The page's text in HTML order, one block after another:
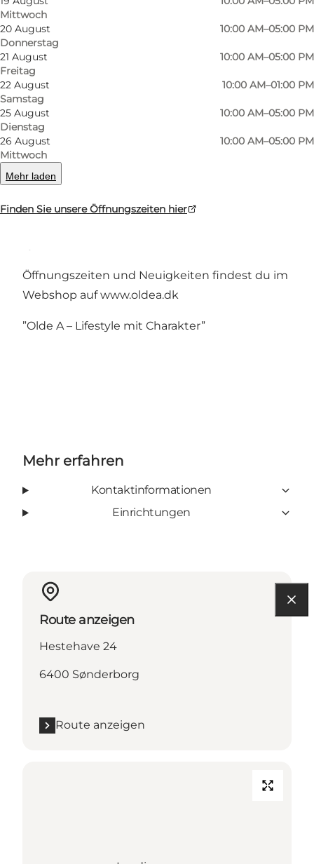
Mittwoch
20 August
Donnerstag
10:00 AM–05:00 PM
21 August
Freitag
10:00 AM–05:00 PM
22 August
Samstag
10:00 AM–01:00 PM
25 August
Dienstag
10:00 AM–05:00 PM
26 August
Mittwoch
10:00 AM–05:00 PM
Mehr laden
Finden Sie unsere Öffnungszeiten hier
Foto: Olde A Rønhave
Olde A ist eine kleine Lifestyleboutique, die 2013
in einem der alten Betriebsgebäude in
Öffnungszeiten und Neuigkeiten findest du im
Webshop aufwww.oldea.dk
”Olde A – Lifestyle mit Charakter”
Mehr erfahren
Kontaktinformationen
Einrichtungen
Route anzeigen
Hestehave 24
6400 Sønderborg
Route anzeigen